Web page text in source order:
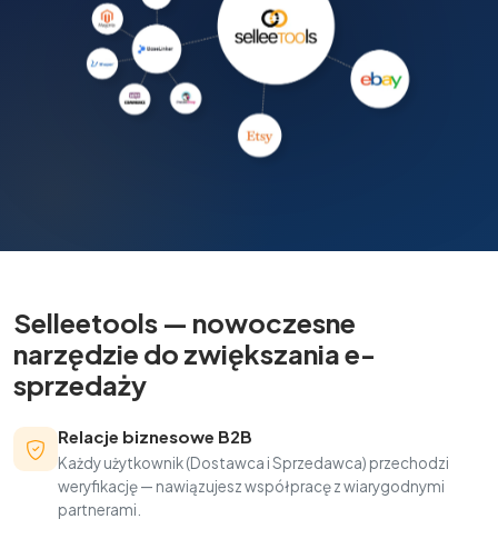
Selleetools — nowoczesne
narzędzie do zwiększania e-
sprzedaży
Relacje biznesowe B2B
Każdy użytkownik (Dostawca i Sprzedawca) przechodzi
weryfikację — nawiązujesz współpracę z wiarygodnymi
partnerami.